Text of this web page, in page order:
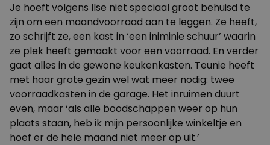
Je hoeft volgens Ilse niet speciaal groot behuisd te
zijn om een maandvoorraad aan te leggen. Ze heeft,
zo schrijft ze, een kast in ‘een iniminie schuur’ waarin
ze plek heeft gemaakt voor een voorraad. En verder
gaat alles in de gewone keukenkasten. Teunie heeft
met haar grote gezin wel wat meer nodig: twee
voorraadkasten in de garage. Het inruimen duurt
even, maar ‘als alle boodschappen weer op hun
plaats staan, heb ik mijn persoonlijke winkeltje en
hoef er de hele maand niet meer op uit.’